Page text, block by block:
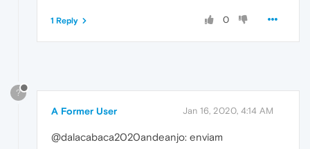
0
1 Reply
?
A Former User Jan 16, 2020, 4:14 AM
@dalacabaca2020andeanjo: enviam